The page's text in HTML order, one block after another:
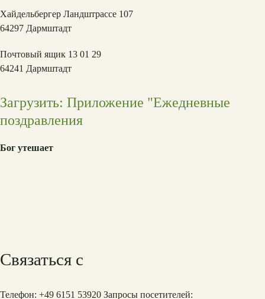
Хайдельбергер Ландштрассе 107
64297 Дармштадт
Почтовый ящик 13 01 29
64241 Дармштадт
Загрузить: Приложение "Ежедневные
поздравления
Бог утешает
Связаться с
Телефон: +49 6151 53920 Запросы посетителей: